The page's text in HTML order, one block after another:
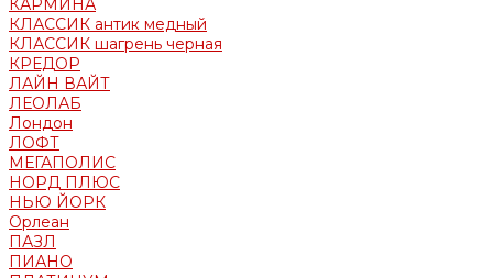
КАРМИНА
КЛАССИК антик медный
КЛАССИК шагрень черная
КРЕДОР
ЛАЙН ВАЙТ
ЛЕОЛАБ
Лондон
ЛОФТ
МЕГАПОЛИС
НОРД ПЛЮС
НЬЮ ЙОРК
Орлеан
ПАЗЛ
ПИАНО